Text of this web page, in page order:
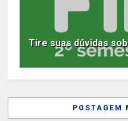
Tire suas dúvidas
POSTAGEM